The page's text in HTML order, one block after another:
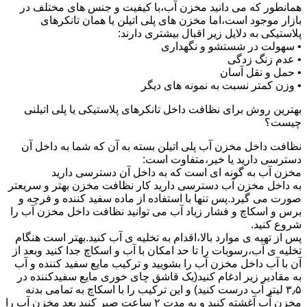
همانطور که می دانید مخزن آب،با کیفیت و جنس های مختلف در
بازار موجود است،اما مخزن های پلی اتیلن یا همان تانکرهای
پلاستیکی به دلایل زیر اقبال بیشتری دارند:
• سهولت در شستشو و نگهداری
• عدم زنگ زدگی
• حمل و نقل آسان
• وزن کمتر نسبت به نمونه های دیگر
بهترین روش برای نظافت داخل تانکرهای پلاستیکی یا پلی اتیلنی
چیست؟
نظافت داخل مخزن آب پلی اتیلن بسته به آن که شما به داخل آن
دسترسی دارید یا خیر،متفاوت است:
مخزن آب به گونه ای است که به داخل آن دسترسی دارید
به داخل مخزن آب دسترسی دارید کار نظافت مخزن بهتر و سریعتر
صورت می گیرد.پس تنها با استفاده از ماده سفید کننده و فرچه و
برس و اسکاچ و فشار زیاد آب می توانید نظافت داخل مخزن آب را
شروع کنید.
پس از تهیه ی موارد بالا،اقدام به تخلیه ی آب کنید.بهتر است هنگام
تخلیه ی آب،رسوبات را تا حد امکان با آب و اسکاچ جدا کنید وبعد از
آن با آب داخل مخزن آب را بشویید و ترکیب مایع سفید کننده و آب
به مقادیر زیر ادغام کنید(یک قاشق چای خوری مایع سفیدکننده در
۳٫۵ لیتر آب درست کنید) و این ترکیب را با اسکاچ به تمامی بدنه
مخزن آّب آغشته کنید و به مدت ۲ ساعت صبر کنید بعد مخزن آب را